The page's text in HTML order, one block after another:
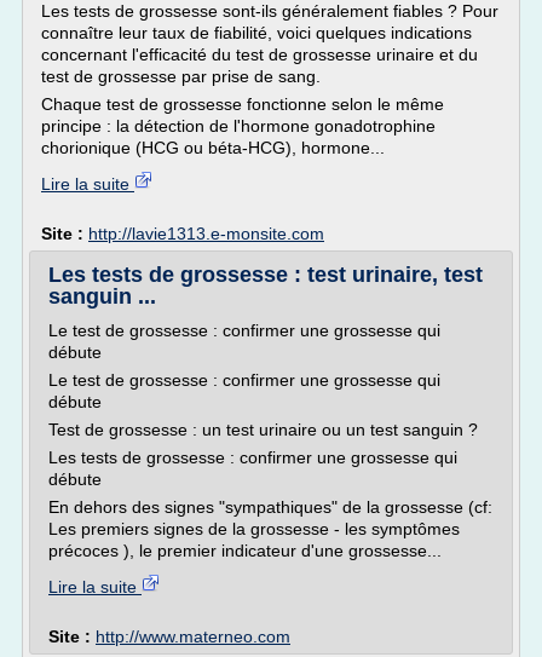
Les tests de grossesse sont-ils généralement fiables ? Pour
connaître leur taux de fiabilité, voici quelques indications
concernant l'efficacité du test de grossesse urinaire et du
test de grossesse par prise de sang.
Chaque test de grossesse fonctionne selon le même
principe : la détection de l'hormone gonadotrophine
chorionique (HCG ou béta-HCG), hormone...
Lire la suite
Site : http://lavie1313.e-monsite.com
Les tests de grossesse : test urinaire, test
sanguin ...
Le test de grossesse : confirmer une grossesse qui
débute
Le test de grossesse : confirmer une grossesse qui
débute
Test de grossesse : un test urinaire ou un test sanguin ?
Les tests de grossesse : confirmer une grossesse qui
débute
En dehors des signes "sympathiques" de la grossesse (cf:
Les premiers signes de la grossesse - les symptômes
précoces ), le premier indicateur d'une grossesse...
Lire la suite
Site : http://www.materneo.com